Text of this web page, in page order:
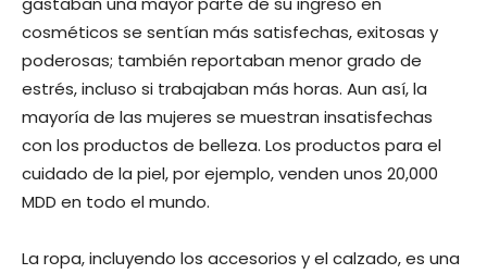
cosméticos se sentían más satisfechas, exitosas y
poderosas; también reportaban menor grado de
estrés, incluso si trabajaban más horas. Aun así, la
mayoría de las mujeres se muestran insatisfechas
con los productos de belleza. Los productos para el
cuidado de la piel, por ejemplo, venden unos 20,000
MDD en todo el mundo.
La ropa, incluyendo los accesorios y el calzado, es una